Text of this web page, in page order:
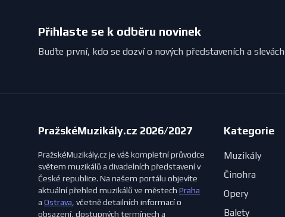
Přihlaste se k odběru novinek
Buďte první, kdo se dozví o nových představeních a slevách
PražskéMuzikály.cz 2026/2027
PražskéMuzikály.cz je váš kompletní průvodce
světem muzikálů a divadelních představení v
České republice. Na našem portálu objevíte
aktuální přehled muzikálů ve městech Praha
a Ostrava, včetně detailních informací o
obsazení, dostupných termínech a
Kategorie
Muzikály
Činohra
Opery
Balety